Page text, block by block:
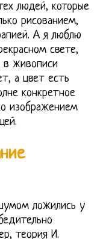
людей, которые
рисованием,
А я люблю
свете,
в живописи
а цвет есть
конкретное
изображением
ложились у
теория И.